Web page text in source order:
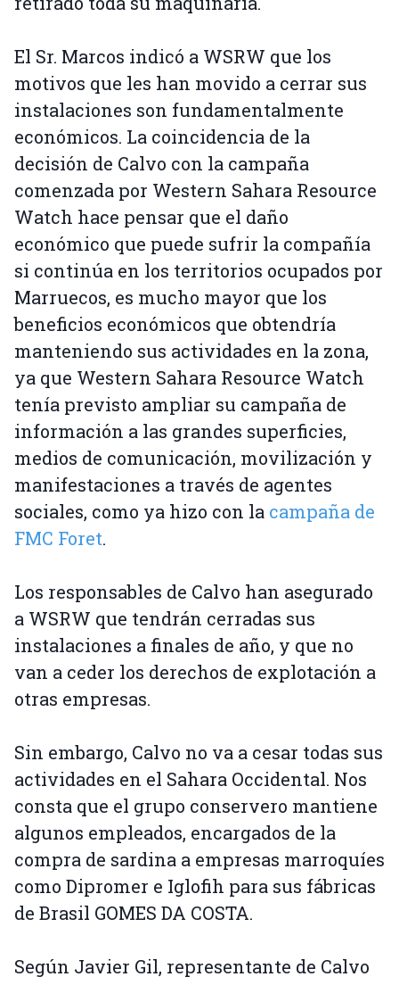
El Sr. Marcos indicó a WSRW que los
motivos que les han movido a cerrar sus
instalaciones son fundamentalmente
económicos. La coincidencia de la
decisión de Calvo con la campaña
comenzada por Western Sahara Resource
Watch hace pensar que el daño
económico que puede sufrir la compañía
si continúa en los territorios ocupados por
Marruecos, es mucho mayor que los
beneficios económicos que obtendría
manteniendo sus actividades en la zona,
ya que Western Sahara Resource Watch
tenía previsto ampliar su campaña de
información a las grandes superficies,
medios de comunicación, movilización y
manifestaciones a través de agentes
sociales, como ya hizo con la campaña de
FMC Foret.
Los responsables de Calvo han asegurado
a WSRW que tendrán cerradas sus
instalaciones a finales de año, y que no
van a ceder los derechos de explotación a
otras empresas.
Sin embargo, Calvo no va a cesar todas sus
actividades en el Sahara Occidental. Nos
consta que el grupo conservero mantiene
algunos empleados, encargados de la
compra de sardina a empresas marroquíes
como Dipromer e Iglofih para sus fábricas
de Brasil GOMES DA COSTA.
Según Javier Gil, representante de Calvo